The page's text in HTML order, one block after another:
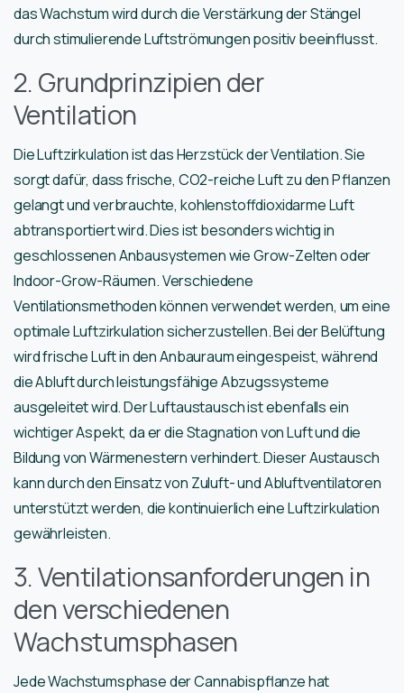
das Wachstum wird durch die Verstärkung der Stängel
durch stimulierende Luftströmungen positiv beeinflusst.
2. Grundprinzipien der
Ventilation
Die Luftzirkulation ist das Herzstück der Ventilation. Sie
sorgt dafür, dass frische, CO2-reiche Luft zu den Pflanzen
gelangt und verbrauchte, kohlenstoffdioxidarme Luft
abtransportiert wird. Dies ist besonders wichtig in
geschlossenen Anbausystemen wie Grow-Zelten oder
Indoor-Grow-Räumen. Verschiedene
Ventilationsmethoden können verwendet werden, um eine
optimale Luftzirkulation sicherzustellen. Bei der Belüftung
wird frische Luft in den Anbauraum eingespeist, während
die Abluft durch leistungsfähige Abzugssysteme
ausgeleitet wird. Der Luftaustausch ist ebenfalls ein
wichtiger Aspekt, da er die Stagnation von Luft und die
Bildung von Wärmenestern verhindert. Dieser Austausch
kann durch den Einsatz von Zuluft- und Abluftventilatoren
unterstützt werden, die kontinuierlich eine Luftzirkulation
gewährleisten.
3. Ventilationsanforderungen in
den verschiedenen
Wachstumsphasen
Jede Wachstumsphase der Cannabispflanze hat